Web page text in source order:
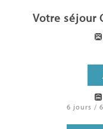
Votre séjour
6 jours /